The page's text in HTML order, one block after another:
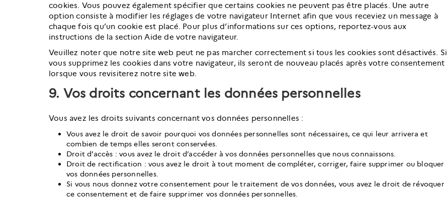
cookies. Vous pouvez également spécifier que certains cookies ne peuvent pas être placés. Une autre
option consiste à modifier les réglages de votre navigateur Internet afin que vous receviez un message à
chaque fois qu’un cookie est placé. Pour plus d’informations sur ces options, reportez-vous aux
instructions de la section Aide de votre navigateur.
Veuillez noter que notre site web peut ne pas marcher correctement si tous les cookies sont désactivés. Si
vous supprimez les cookies dans votre navigateur, ils seront de nouveau placés après votre consentement
lorsque vous revisiterez notre site web.
9. Vos droits concernant les données personnelles
Vous avez les droits suivants concernant vos données personnelles :
Vous avez le droit de savoir pourquoi vos données personnelles sont nécessaires, ce qui leur arrivera et
combien de temps elles seront conservées.
Droit d’accès : vous avez le droit d’accéder à vos données personnelles que nous connaissons.
Droit de rectification : vous avez le droit à tout moment de compléter, corriger, faire supprimer ou bloquer
vos données personnelles.
Si vous nous donnez votre consentement pour le traitement de vos données, vous avez le droit de révoquer
ce consentement et de faire supprimer vos données personnelles.